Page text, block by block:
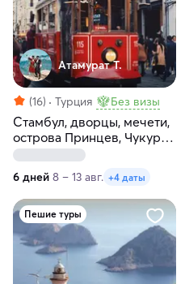
Атамурат Т.
(16) Турция Без визы
Стамбул, дворцы, мечети,
острова Принцев, Чукур
— сокровища Турции!
6 дней 8 – 13 авг. +4 даты
Пешие туры